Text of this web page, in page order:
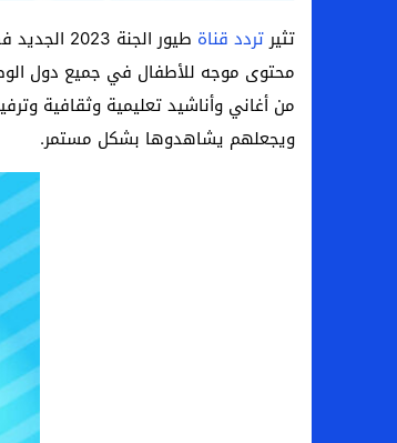
تثيرتردد قناة
طيور
محتوى موجه للأطفال في جميع دول
من أغاني وأناشيد تعليمية وثقافية
ويجعلهم يشاهدوها بشكل مستمر.